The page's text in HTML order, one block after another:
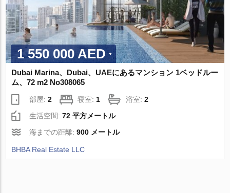
1 550 000 AED
Dubai Marina、Dubai、UAEにあるマンション 1ベッドルー
ム、72 m2 No308065
部屋:2 寝室: 1 浴室:2
生活空間:72 平方メートル
海までの距離:900 メートル
BHBA Real Estate LLC